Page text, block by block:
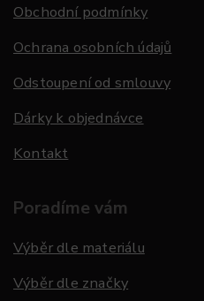
Obchodní podmínky
Ochrana osobních údajů
Odstoupení od smlouvy
Dárky k objednávce
Kontakt
Poradíme vám
Výběr dle materiálu
Výběr dle značky